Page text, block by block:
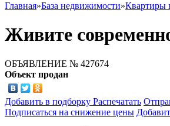
Главная»База недвижимости»Квартиры
Живите
ОБЪЯВЛЕНИЕ № 427674
Объект продан
Добавить в подборку Распечатать
Подписаться на снижение цены